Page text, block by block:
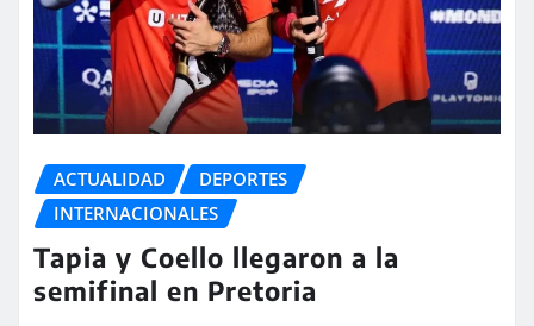
ACTUALIDAD
DEPORTES
INTERNACIONALES
Tapia y Coello llegaron a la
semifinal en Pretoria